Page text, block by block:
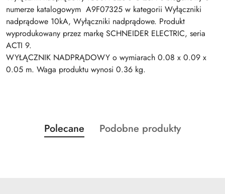
numerze katalogowym A9F07325 w kategorii Wyłączniki
nadprądowe 10kA, Wyłączniki nadprądowe. Produkt
wyprodukowany przez markę SCHNEIDER ELECTRIC, seria
ACTI 9.
WYŁĄCZNIK NADPRĄDOWY o wymiarach 0.08 x 0.09 x
0.05 m. Waga produktu wynosi 0.36 kg.
Pomiń karuzelę produktów
Produkty
o
Polecane
Produkty
Podobne produkty